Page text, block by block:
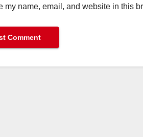
my name, email, and website in this